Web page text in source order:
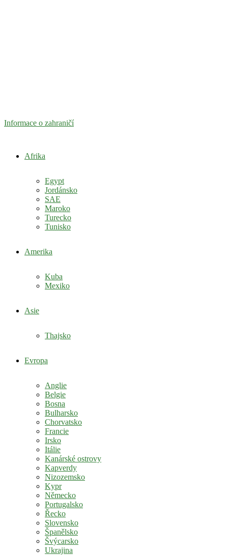
Informace o zahraničí
Afrika
Egypt
Jordánsko
SAE
Maroko
Turecko
Tunisko
Amerika
Kuba
Mexiko
Asie
Thajsko
Evropa
Anglie
Belgie
Bosna
Bulharsko
Chorvatsko
Francie
Irsko
Itálie
Kanárské ostrovy
Kapverdy
Nizozemsko
Kypr
Německo
Portugalsko
Řecko
Slovensko
Španělsko
Švýcarsko
Ukrajina